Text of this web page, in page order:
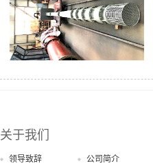
关于我们
领导致辞 公司简介